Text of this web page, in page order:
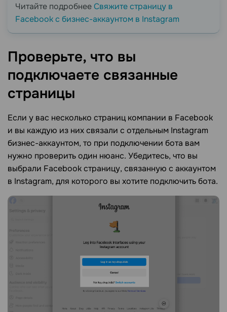
Читайте подробнееСвяжите страницу в
Facebook с бизнес-аккаунтом в Instagram
Проверьте, что вы
подключаете связанные
страницы
Если у вас несколько страниц компании в Facebook
и вы каждую из них связали с отдельным Instagram
бизнес-аккаунтом, то при подключении бота вам
нужно проверить один нюанс. Убедитесь, что вы
выбрали Facebook страницу, связанную с аккаунтом
в Instagram, для которого вы хотите подключить бота.